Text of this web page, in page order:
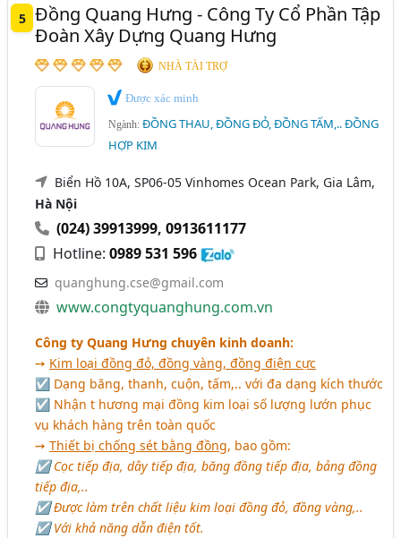
5 Đồng Quang Hưng - Công Ty Cổ Phần Tập
Đoàn Xây Dựng Quang Hưng
NHÀ TÀI TRỢ
Được xác minh
Ngành:ĐỒNG THAU, ĐỒNG ĐỎ, ĐỒNG TẤM,.. ĐỒNG
HỢP KIM
Biển Hồ 10A, SP06-05 Vinhomes Ocean Park, Gia Lâm,
Hà Nội
(024) 39913999,0913611177
Hotline:0989 531 596
quanghung.cse@gmail.com
www.congtyquanghung.com.vn
Công ty Quang Hưng chuyên kinh doanh:
➙ Kim loại đồng đỏ, đồng vàng, đồng điện cực
☑ Dạng băng, thanh, cuộn, tấm,.. với đa dạng kích thước
☑ Nhận t hương mại đồng kim loại số lượng lướn phục
vụ khách hàng trên toàn quốc
➙Thiết bị chống sét bằng đồng, bao gồm:
☑ Cọc tiếp địa, dây tiếp địa, băng đồng tiếp địa, bảng đồng
tiếp địa,..
☑ Được làm trên chất liệu kim loại đồng đỏ, đồng vàng,..
☑ Với khả năng dẫn điện tốt.